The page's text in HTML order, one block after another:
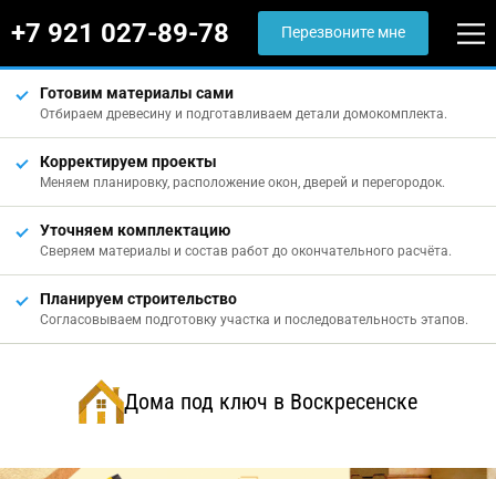
+7 921 027-89-78 Перезвоните мне
Готовим материалы сами
Отбираем древесину и подготавливаем детали домокомплекта.
Корректируем проекты
Меняем планировку, расположение окон, дверей и перегородок.
Уточняем комплектацию
Сверяем материалы и состав работ до окончательного расчёта.
Планируем строительство
Согласовываем подготовку участка и последовательность этапов.
Дома под ключ в Воскресенске